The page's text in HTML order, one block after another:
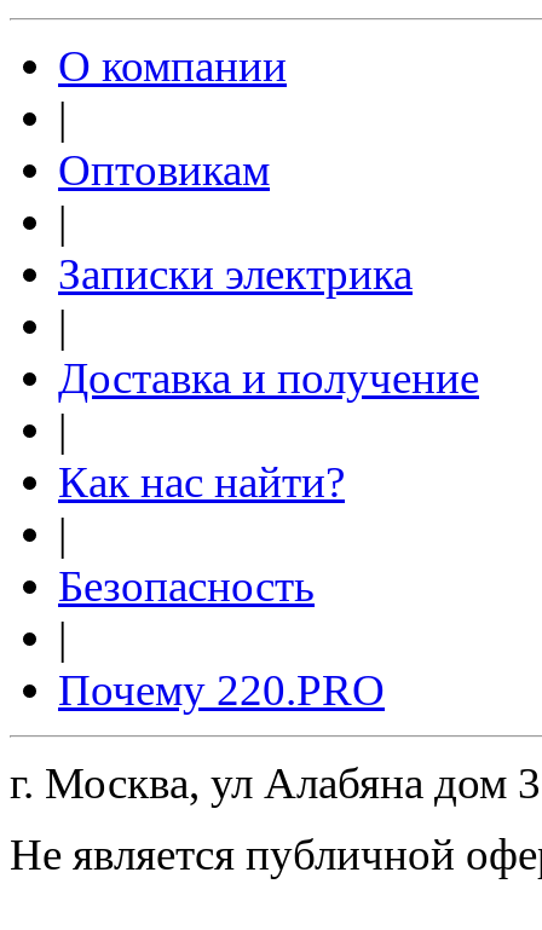
О компании
|
Оптовикам
|
Записки электрика
|
Доставка и получение
|
Как нас найти?
|
Безопасность
|
Почему 220.PRO
г. Москва, ул Алабяна дом
Не является публичной